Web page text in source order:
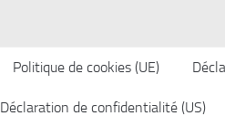
Politique de cookies (UE)
Déclaration de confidentialité (US)